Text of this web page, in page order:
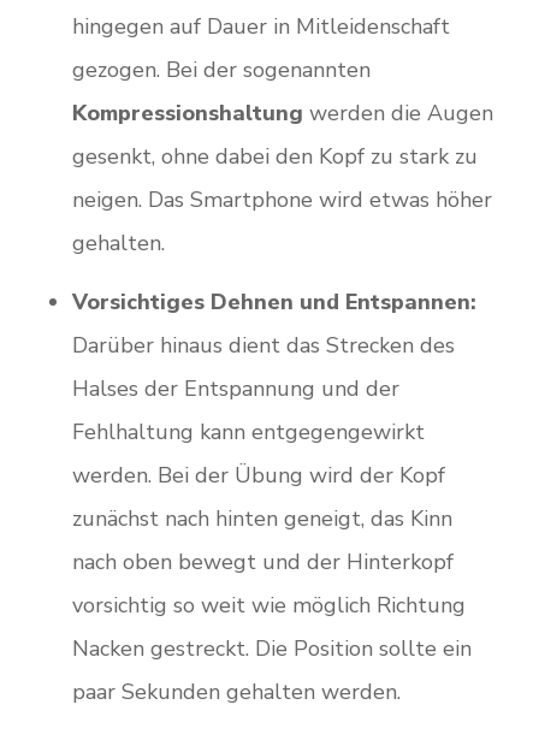
hingegen auf Dauer in Mitleidenschaft
gezogen. Bei der sogenannten
Kompressionshaltung werden die Augen
gesenkt, ohne dabei den Kopf zu stark zu
neigen. Das Smartphone wird etwas höher
gehalten.
Vorsichtiges Dehnen und Entspannen:
Darüber hinaus dient das Strecken des
Halses der Entspannung und der
Fehlhaltung kann entgegengewirkt
werden. Bei der Übung wird der Kopf
zunächst nach hinten geneigt, das Kinn
nach oben bewegt und der Hinterkopf
vorsichtig so weit wie möglich Richtung
Nacken gestreckt. Die Position sollte ein
paar Sekunden gehalten werden.